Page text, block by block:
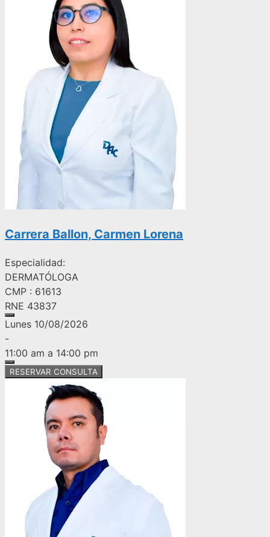
Carrera Ballon, Carmen Lorena
Especialidad:
DERMATÓLOGA
CMP : 61613
RNE 43837
Lunes 10/08/2026
-
11:00 am a 14:00 pm
RESERVAR CONSULTA